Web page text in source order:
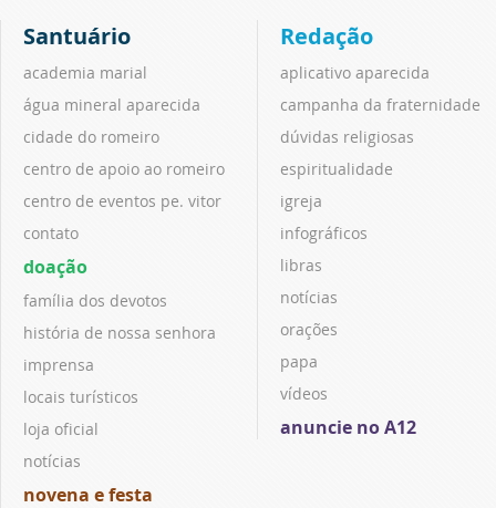
Santuário
academia marial
água mineral aparecida
cidade do romeiro
centro de apoio ao romeiro
centro de eventos pe. vitor
contato
doação
família dos devotos
história de nossa senhora
imprensa
locais turísticos
loja oficial
notícias
novena e festa
Redação
aplicativo aparecida
campanha da fraternidade
dúvidas religiosas
espiritualidade
igreja
infográficos
libras
notícias
orações
papa
vídeos
anuncie no A12